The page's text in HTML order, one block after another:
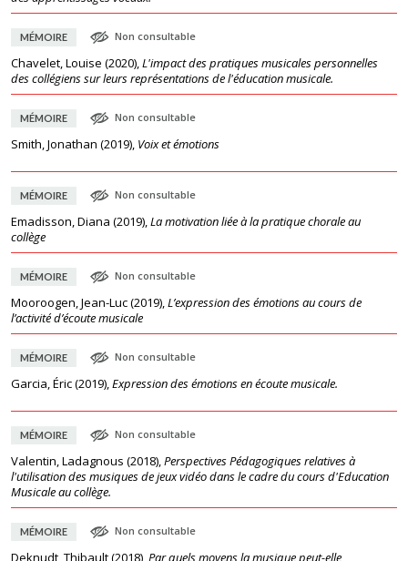
MÉMOIRE Non consultable
Chavelet, Louise (2020),L'impact des pratiques musicales personnelles
des collégiens sur leurs représentations de l'éducation musicale.
MÉMOIRE Non consultable
Smith, Jonathan (2019), Voix et émotions
MÉMOIRE Non consultable
Emadisson, Diana (2019),La motivation liée à la pratique chorale au
collège
MÉMOIRE Non consultable
Mooroogen, Jean-Luc(2019),L’expression des émotions au cours de
l’activité d’écoute musicale
MÉMOIRE Non consultable
Garcia, Éric(2019),Expression des émotions en écoute musicale.
MÉMOIRE Non consultable
Valentin, Ladagnous (2018),Perspectives Pédagogiques relatives à
l'utilisation des musiques de jeux vidéo dans le cadre du cours d'Education
Musicale au collège.
MÉMOIRE Non consultable
Deknudt, Thibault(2018), Par quels moyens la musique peut-elle